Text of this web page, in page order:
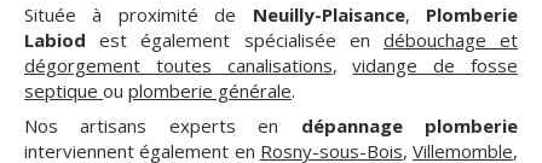
Située à proximité de Neuilly-Plaisance, Plomberie
Labiod est également spécialisée en débouchage et
dégorgement toutes canalisations,vidange de fosse
septique ou plomberie générale.
Nos artisans experts en dépannage plomberie
interviennent également en Rosny-sous-Bois, Villemomble,